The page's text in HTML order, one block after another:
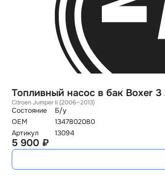
Топливный насос в бак Boxer
Citroen Jumper II (2006—2013)
Состояние
Б/у
OEM
1347802080
Артикул
13094
5 900 ₽